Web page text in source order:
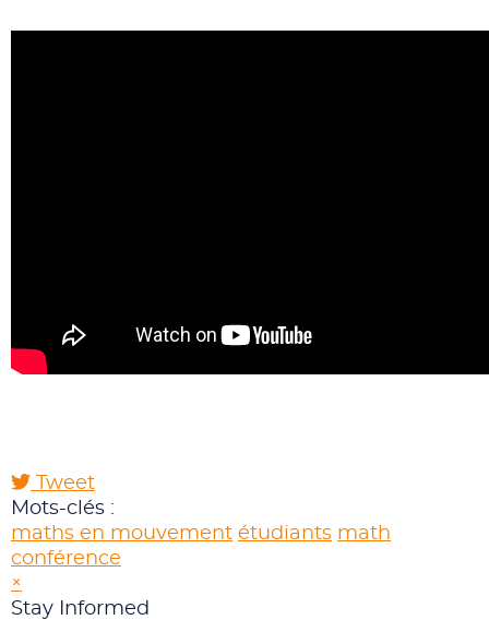
Tweet
pinterest
Mots-clés :
maths en mouvement étudiants math
conférence
×
Stay Informed